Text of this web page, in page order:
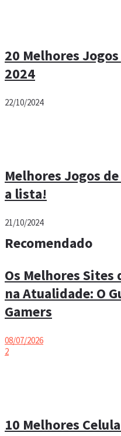
20 Melhores
2024
22/10/2024
Melhores Jogos
a lista!
21/10/2024
Recomendado
Os Melhores Sites
na Atualidade: O
Gamers
08/07/2026
2
10 Melhores